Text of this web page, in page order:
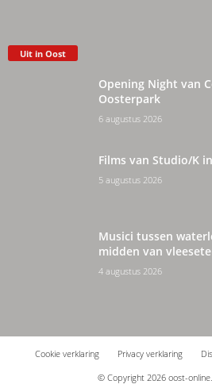
Uit in Oost
Opening Night van
Oosterpark
6 augustus 2026
Films van Studio/K
5 augustus 2026
Musici tussen
midden van
4 augustus 2026
Cookie verklaring Privacy verklaring
© Copyright 2026 oost-